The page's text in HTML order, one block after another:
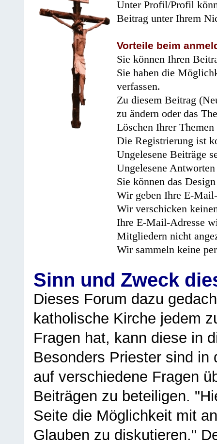
Unter Profil/Profil
Beitrag unter Ihrem
Vorteile beim
Sie können Ihren
Sie haben die
verfassen.
Zu diesem Beitrag
zu ändern oder das
Löschen Ihrer
Die Registrierung ist
Ungelesene Beiträge
Ungelesene
Sie können das
Wir geben Ihre E-
Wir verschicken
Ihre E-Mail-Adresse
Mitgliedern nicht
Wir sammeln keine
Sinn und Zweck
Dieses Forum dazu
katholische Kirche jedem
Fragen hat, kann diese in
Besonders Priester sind in
auf verschiedene Fragen
Beiträgen zu beteiligen.
Seite die Möglichkeit mit
Glauben zu diskutieren."